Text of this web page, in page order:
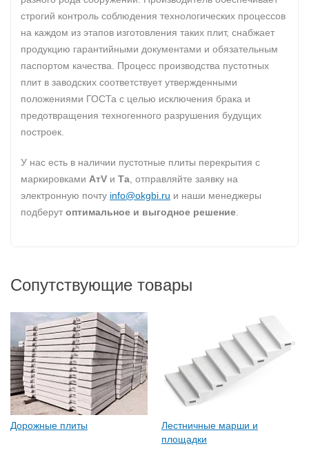
строгий контроль соблюдения технологических процессов
на каждом из этапов изготовления таких плит, снабжает
продукцию гарантийными документами и обязательным
паспортом качества. Процесс производства пустотных
плит в заводских соответствует утвержденными
положениями ГОСТа с целью исключения брака и
предотвращения техногенного разрушения будущих
построек.
У нас есть в наличии пустотные плиты перекрытия с
маркировками AтV и Та , отправляйте заявку на
электронную почту info@okgbi.ru и наши менеджеры
подберут оптимальное и выгодное решение
Сопутствующие товары
Дорожные плиты
Лестничные марши и
площадки